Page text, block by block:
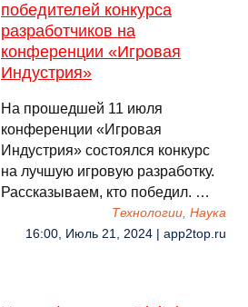
победителей конкурса
разработчиков на
конференции «Игровая
Индустрия»
На прошедшей 11 июля
конференции «Игровая
Индустрия» состоялся конкурс
на лучшую игровую разработку.
Рассказываем, кто победил. …
Технологии, Наука
16:00, Июль 21, 2024 | app2top.ru